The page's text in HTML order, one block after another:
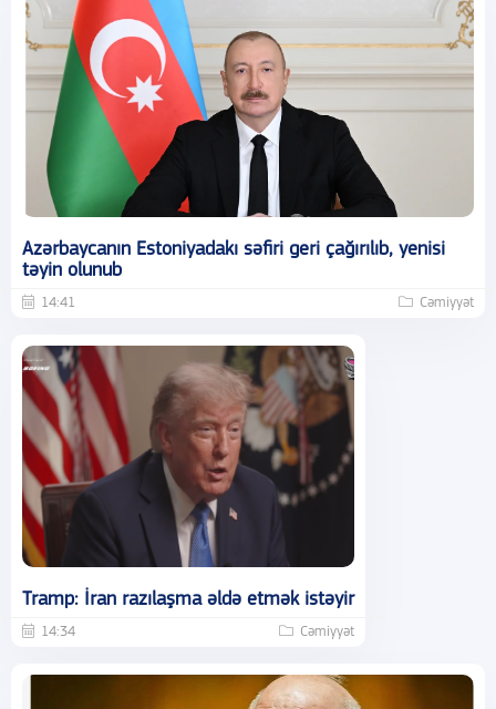
Azərbaycanın Estoniyadakı səfiri geri çağırılıb, yenisi
təyin olunub
14:41 Cəmiyyət
Tramp: İran razılaşma əldə etmək istəyir
14:34 Cəmiyyət